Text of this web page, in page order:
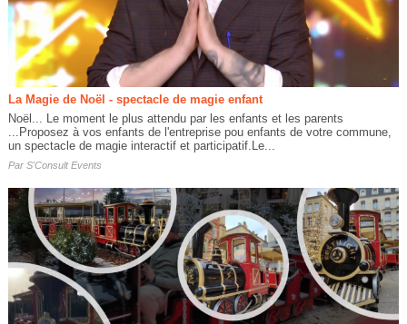
La Magie de Noël - spectacle de magie enfant
Noël... Le moment le plus attendu par les enfants et les parents
...Proposez à vos enfants de l'entreprise pou enfants de votre commune,
un spectacle de magie interactif et participatif.Le...
Par S'Consult Events